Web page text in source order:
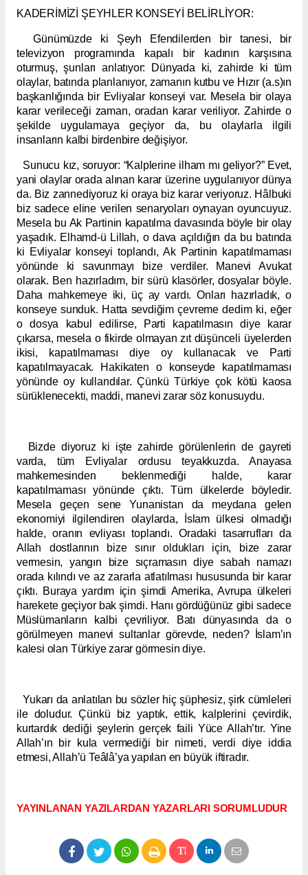
KADERİMİZİ ŞEYHLER KONSEYİ BELİRLİYOR:
Günümüzde ki Şeyh Efendilerden bir tanesi, bir
televizyon programında kapalı bir kadının karşısına
oturmuş, şunları anlatıyor: Dünyada ki, zahirde ki tüm
olaylar, batında planlanıyor, zamanın kutbu ve Hızır (a.s)ın
başkanlığında bir Evliyalar konseyi var. Mesela bir olaya
karar verileceği zaman, oradan karar veriliyor. Zahirde o
şekilde uygulamaya geçiyor da, bu olaylarla ilgili
insanların kalbi birdenbire değişiyor.
Sunucu kız, soruyor: “Kalplerine ilham mı geliyor?” Evet,
yani olaylar orada alınan karar üzerine uygulanıyor dünya
da. Biz zannediyoruz ki oraya biz karar veriyoruz. Hâlbuki
biz sadece eline verilen senaryoları oynayan oyuncuyuz.
Mesela bu Ak Partinin kapatılma davasında böyle bir olay
yaşadık. Elhamd-ü Lillah, o dava açıldığın da bu batında
ki Evliyalar konseyi toplandı, Ak Partinin kapatılmaması
yönünde ki savunmayı bize verdiler. Manevi Avukat
olarak. Ben hazırladım, bir sürü klasörler, dosyalar böyle.
Daha mahkemeye iki, üç ay vardı. Onları hazırladık, o
konseye sunduk. Hatta sevdiğim çevreme dedim ki, eğer
o dosya kabul edilirse, Parti kapatılmasın diye karar
çıkarsa, mesela o fikirde olmayan zıt düşünceli üyelerden
ikisi, kapatılmaması diye oy kullanacak ve Parti
kapatılmayacak. Hakikaten o konseyde kapatılmaması
yönünde oy kullandılar. Çünkü Türkiye çok kötü kaosa
sürüklenecekti, maddi, manevi zarar söz konusuydu.
Bizde diyoruz ki işte zahirde görülenlerin de gayreti
varda, tüm Evliyalar ordusu teyakkuzda. Anayasa
mahkemesinden beklenmediği halde, karar
kapatılmaması yönünde çıktı. Tüm ülkelerde böyledir.
Mesela geçen sene Yunanistan da meydana gelen
ekonomiyi ilgilendiren olaylarda, İslam ülkesi olmadığı
halde, oranın evliyası toplandı. Oradaki tasarrufları da
Allah dostlarının bize sınır oldukları için, bize zarar
vermesin, yangın bize sıçramasın diye sabah namazı
orada kılındı ve az zararla atlatılması hususunda bir karar
çıktı. Buraya yardım için şimdi Amerika, Avrupa ülkeleri
harekete geçiyor bak şimdi. Hanı gördüğünüz gibi sadece
Müslümanların kalbi çevriliyor. Batı dünyasında da o
görülmeyen manevi sultanlar görevde, neden? İslam’ın
kalesi olan Türkiye zarar görmesin diye.
Yukarı da anlatılan bu sözler hiç şüphesiz, şirk cümleleri
ile doludur. Çünkü biz yaptık, ettik, kalplerini çevirdik,
kurtardık dediği şeylerin gerçek faili Yüce Allah’tır. Yine
Allah’ın bir kula vermediği bir nimeti, verdi diye iddia
etmesi, Allah’ü Teâlâ’ya yapılan en büyük iftiradır.
YAYINLANAN YAZILARDAN YAZARLARI SORUMLUDUR